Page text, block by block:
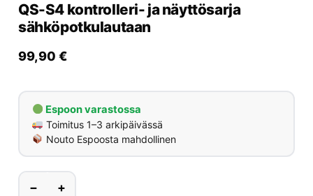
QS-S4 kontrolleri- ja näyttösarja
sähköpotkulautaan
99,90 €
Espoon varastossa
Toimitus 1–3 arkipäivässä
Nouto Espoosta mahdollinen
− +